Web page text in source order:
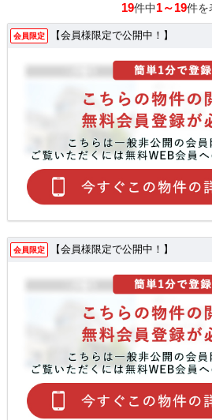
19件中1～19件を
会員限定 【会員様限定で公開中！】
会員限定 【会員様限定で公開中！】